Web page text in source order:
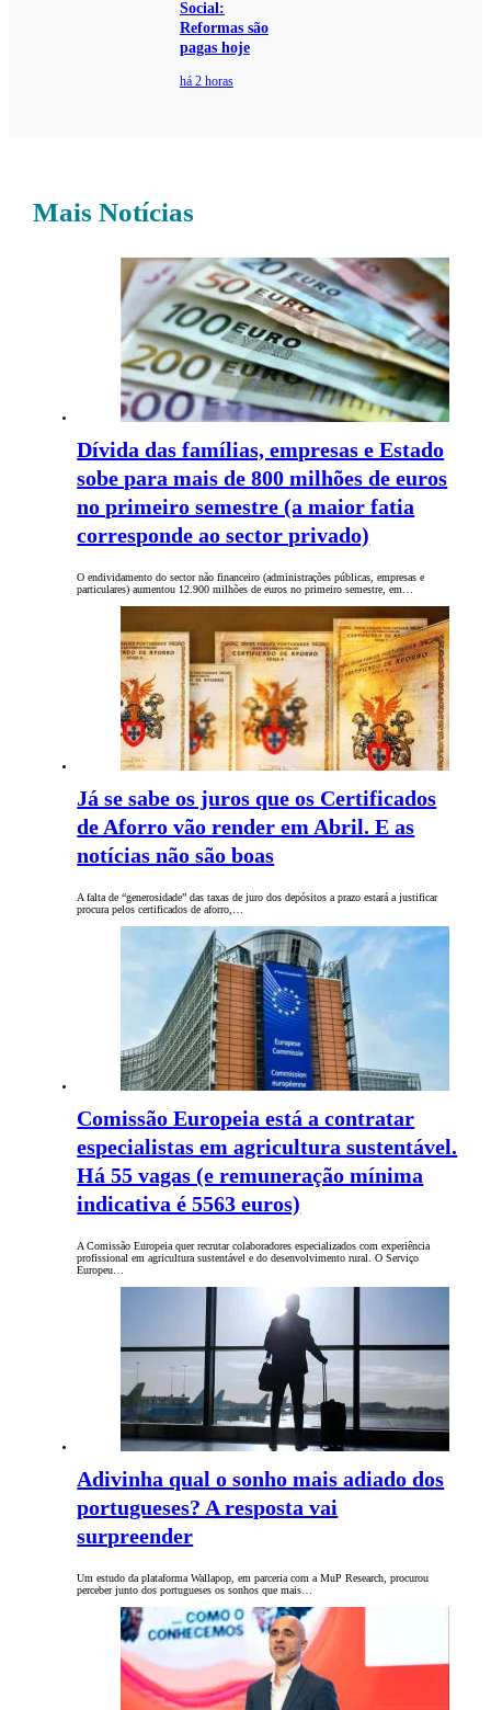
Social:
Reformas são
pagas hoje
há 2 horas
Mais Notícias
Dívida das famílias, empresas e Estado
sobe para mais de 800 milhões de euros
no primeiro semestre (a maior fatia
corresponde ao sector privado)
O endividamento do sector não financeiro (administrações públicas, empresas e
particulares) aumentou 12.900 milhões de euros no primeiro semestre, em…
Já se sabe os juros que os Certificados
de Aforro vão render em Abril. E as
notícias não são boas
A falta de “generosidade” das taxas de juro dos depósitos a prazo estará a justificar
procura pelos certificados de aforro,…
Comissão Europeia está a contratar
especialistas em agricultura sustentável.
Há 55 vagas (e remuneração mínima
indicativa é 5563 euros)
A Comissão Europeia quer recrutar colaboradores especializados com experiência
profissional em agricultura sustentável e do desenvolvimento rural. O Serviço
Europeu…
Adivinha qual o sonho mais adiado dos
portugueses? A resposta vai
surpreender
Um estudo da plataforma Wallapop, em parceria com a MuP Research, procurou
perceber junto dos portugueses os sonhos que mais…